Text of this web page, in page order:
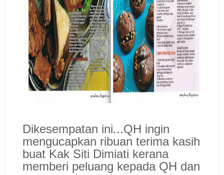
Dikesempatan ini...QH ingin
mengucapkan ribuan terima kasih
buat Kak Siti Dimiati kerana
memberi peluang kepada QH dan